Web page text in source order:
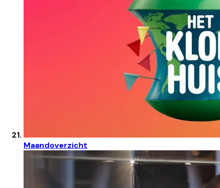
Maandoverzicht